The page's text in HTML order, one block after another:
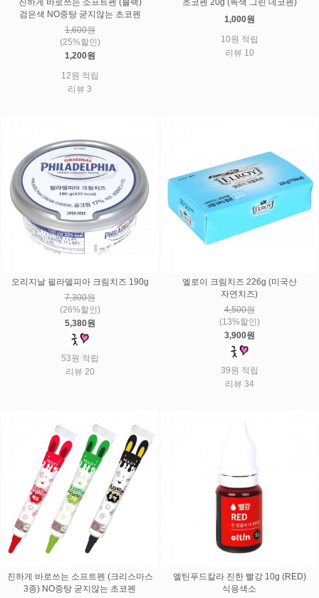
검은색 NO중탕 굳지않는 초코펜
1,600원
(25%할인)
1,200원
12원 적립
리뷰 3
1,000원
10원 적립
리뷰 10
오리지날 필라델피아 크림치즈 190g
7,300원
(26%할인)
5,380원
53원 적립
리뷰 20
엘로이 크림치즈 226g (미국산
자연치즈)
4,500원
(13%할인)
3,900원
39원 적립
리뷰 34
진하게 바로쓰는 소프트펜 (크리스마스
3종) NO중탕 굳지않는 초코펜
엘틴푸드칼라 진한 빨강 10g (RED)
식용색소